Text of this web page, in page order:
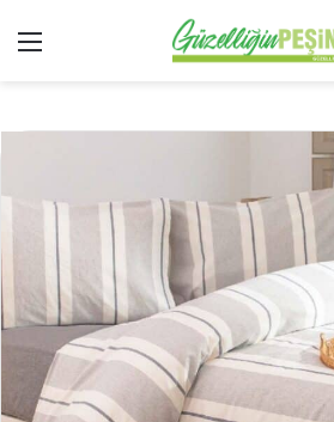
Menü